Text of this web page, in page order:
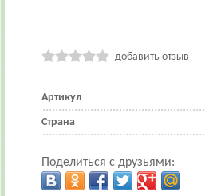
добавить отзыв
Артикул
Страна
Поделиться с друзьями: